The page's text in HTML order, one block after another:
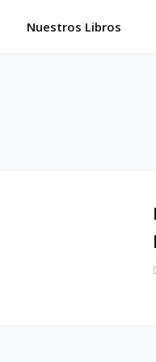
Nuestros Libros